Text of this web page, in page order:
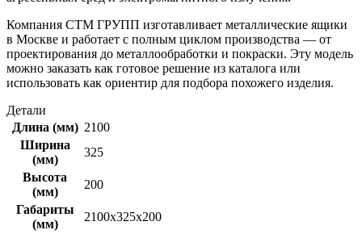
Компания СТМ ГРУПП изготавливает металлические ящики
в Москве и работает с полным циклом производства — от
проектирования до металлообработки и покраски. Эту модель
можно заказать как готовое решение из каталога или
использовать как ориентир для подбора похожего изделия.
Детали
Длина (мм) 2100
Ширина
(мм)
325
Высота
(мм)
200
Габариты
(мм)
2100x325x200